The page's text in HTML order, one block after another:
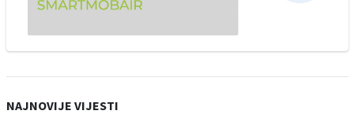
NAJNOVIJE VIJESTI